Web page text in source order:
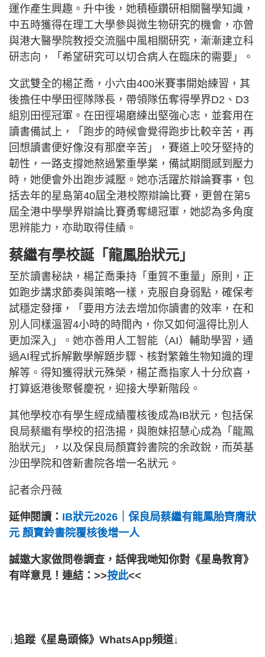
運作產生興趣。升中後，她積極鑽研相關醫學知識，
中五時獲得在理工大學參與微生物研究的機會，亦曾
與港大醫學院教授交流腦中風相關研究，漸漸建立科
研志向，「希望研究可以切合病人在臨床的需要」。
文武雙全的楊芷喬，小六由400米賽事開始練習，其
後擔任中學田徑隊隊長，帶領隊伍奪得學界D2、D3
組別田徑冠軍。在田徑場磨練出堅強心志，並套用在
讀書備試上，「跑步的時候會覺得跑步比較辛苦，再
回想讀書便好像沒有那麼辛苦」，賽道上咬牙堅持的
韌性，一路支撐她熬過繁重學業，備試期間感到壓力
時，她便會外出跑步減壓。她亦活躍於辯論賽事，包
括去年的星島第40屆全港校際辯論比賽，更曾在第5
屆全港中學學界辯論比賽勇奪總冠軍，她認為多角度
思辨能力，亦助取得佳績。
蔡繼有學校誕「龍鳳胎狀元」
至於讀書秘訣，楊芷喬秉持「重質不重量」原則，正
如跑步講求節奏與策略一樣，克服自身弱點，確保考
試穩定發揮，「要用方法去增加你讀書的效率，在和
別人同樣溫習4小時的時間內，你又如何溫得比別人
更加深入」。她亦善用人工智能（AI）輔助學習，通
過AI程式拆解數學解題步驟、核對繁雜生物知識的理
解等。得知獲得狀元殊榮，楊芷喬指家人十分欣喜，
打算返港後聚餐慶祝，迎接大學新階段。
其他學校亦有學生經成績覆核後成為IB狀元，包括保
良局蔡繼有學校的招浩揚，與胞妹招慧心成為「龍鳳
胎狀元」，以及保良局顏寶鈴書院的余政銳，而英基
沙田學院和啓新書院各增一名狀元。
記者佘丹薇
延伸閱讀： IB狀元2026｜保良局蔡繼有龍鳳胎齊膺狀
元 顏寶鈴書院覆核後增一人
誠邀大家做問卷調查，話俾我哋知你對《星島教育》
有咩意見！連結：>>按此<<
↓追蹤《星島頭條》WhatsApp頻道↓